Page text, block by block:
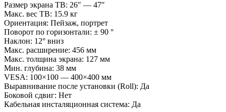
Размер экрана ТВ: 26″ — 47″
Макс. вес ТВ: 15.9 кг
Ориентация: Пейзаж, портрет
Поворот по горизонтали: ± 90 °
Наклон: 12° вниз
Макс. расширение: 456 мм
Макс. толщина экрана: 127 мм
Мин. глубина: 38 мм
VESA: 100×100 — 400×400 мм
Выравнивание после установки (Roll): Да
Боковой сдвиг: Нет
Кабельная инсталяционная система: Да